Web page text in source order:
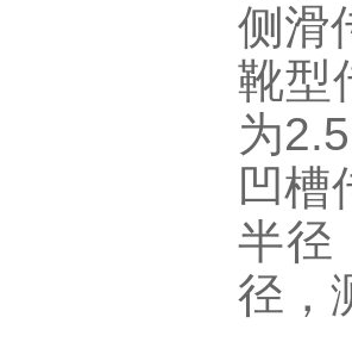
侧滑
靴型
为
凹槽
半径
径，